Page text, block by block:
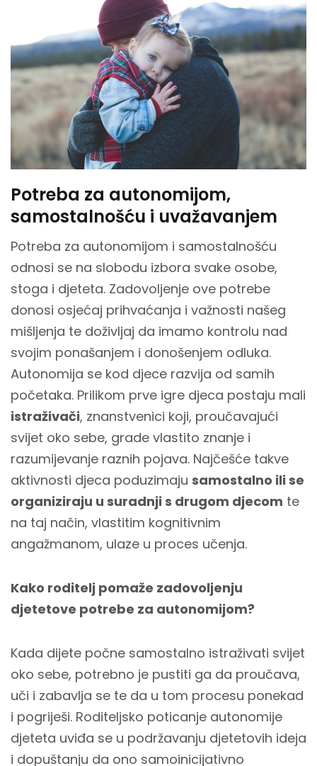
Potreba za autonomijom,
samostalnošću i uvažavanjem
Potreba za autonomijom i samostalnošću
odnosi se na slobodu izbora svake osobe,
stoga i djeteta. Zadovoljenje ove potrebe
donosi osjećaj prihvaćanja i važnosti našeg
mišljenja te doživljaj da imamo kontrolu nad
svojim ponašanjem i donošenjem odluka.
Autonomija se kod djece razvija od samih
početaka. Prilikom prve igre djeca postaju mali
istraživači, znanstvenici koji, proučavajući
svijet oko sebe, grade vlastito znanje i
razumijevanje raznih pojava. Najčešće takve
aktivnosti djeca poduzimaju samostalno ili se
organiziraju u suradnji s drugom djecom te
na taj način, vlastitim kognitivnim
angažmanom, ulaze u proces učenja.
Kako roditelj pomaže zadovoljenju
djetetove potrebe za autonomijom?
Kada dijete počne samostalno istraživati svijet
oko sebe, potrebno je pustiti ga da proučava,
uči i zabavlja se te da u tom procesu ponekad
i pogriješi. Roditeljsko poticanje autonomije
djeteta uviđa se u podržavanju djetetovih ideja
i dopuštanju da ono samoinicijativno